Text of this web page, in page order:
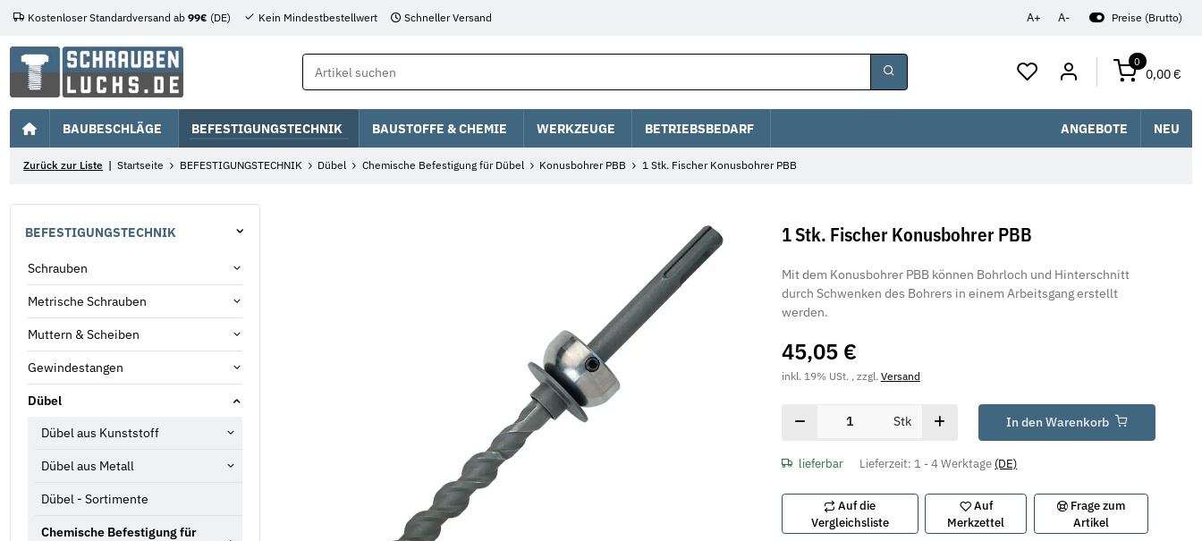
A+ A- Preise (Brutto)
Kostenloser Standardversand ab 99€ (DE) Kein Mindestbestellwert Schneller Versand
0
0,00 €
BAUBESCHLÄGE BEFESTIGUNGSTECHNIK BAUSTOFFE & CHEMIE WERKZEUGE BETRIEBSBEDARF ANGEBOTE NEU
Zurück zur Liste Startseite BEFESTIGUNGSTECHNIK Dübel Chemische Befestigung für Dübel Konusbohrer PBB 1 Stk. Fischer Konusbohrer PBB
1 Stk. Fischer Konusbohrer PBB
Mit dem Konusbohrer PBB können Bohrloch und Hinterschnitt
durch Schwenken des Bohrers in einem Arbeitsgang erstellt
werden.
45,05 €
inkl. 19% USt. , zzgl. Versand
Stk In den Warenkorb
lieferbar Lieferzeit: 1 - 4 Werktage (DE)
Auf die
Vergleichsliste
Auf
Merkzettel
Frage zum
Artikel
BEFESTIGUNGSTECHNIK
Schrauben
Metrische Schrauben
Muttern & Scheiben
Gewindestangen
Dübel
Dübel aus Kunststoff
Dübel aus Metall
Dübel - Sortimente
Chemische Befestigung für